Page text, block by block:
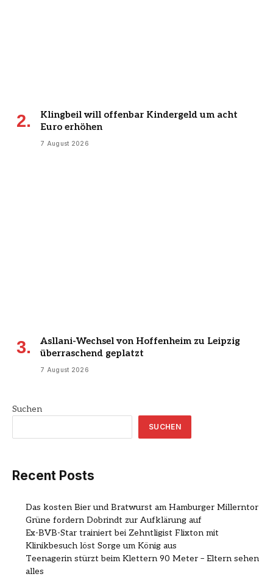
Klingbeil will offenbar Kindergeld um acht
Euro erhöhen
7 August 2026
Asllani-Wechsel von Hoffenheim zu Leipzig
überraschend geplatzt
7 August 2026
Suchen
SUCHEN
Recent Posts
Das kosten Bier und Bratwurst am Hamburger Millerntor
Grüne fordern Dobrindt zur Aufklärung auf
Ex-BVB-Star trainiert bei Zehntligist Flixton mit
Klinikbesuch löst Sorge um König aus
Teenagerin stürzt beim Klettern 90 Meter – Eltern sehen
alles